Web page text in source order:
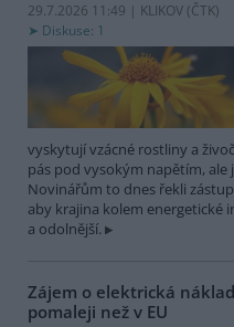
29.7.2026 11:49 | KLIKOV (ČTK)
Diskuse: 1
vyskytují vzácné rostliny a
pás pod vysokým napětím,
Novinářům to dnes řekli
aby krajina kolem
a odolnější.
Zájem o elektrická
pomaleji než v EU